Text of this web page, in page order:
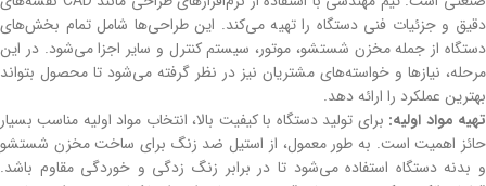
دقیق و جزئیات فنی دستگاه را تهیه می‌کند. این طراحی‌ها شامل تمام بخش‌های
دستگاه از جمله مخزن شستشو، موتور، سیستم کنترل و سایر اجزا می‌شود. در این
مرحله، نیازها و خواسته‌های مشتریان نیز در نظر گرفته می‌شود تا محصول بتواند
بهترین عملکرد را ارائه دهد.
تهیه مواد اولیه: برای تولید دستگاه با کیفیت بالا، انتخاب مواد اولیه مناسب بسیار
حائز اهمیت است. به طور معمول، از استیل ضد زنگ برای ساخت مخزن شستشو
و بدنه دستگاه استفاده می‌شود تا در برابر زنگ زدگی و خوردگی مقاوم باشد.